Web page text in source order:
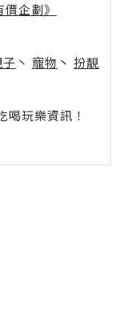
企劃》
丶 寵物 丶 扮靚
玩樂資訊！